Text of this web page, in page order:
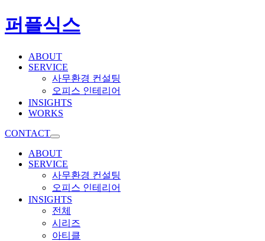
퍼플식스
ABOUT
SERVICE
사무환경 컨설팅
오피스 인테리어
INSIGHTS
WORKS
CONTACT
ABOUT
SERVICE
사무환경 컨설팅
오피스 인테리어
INSIGHTS
전체
시리즈
아티클